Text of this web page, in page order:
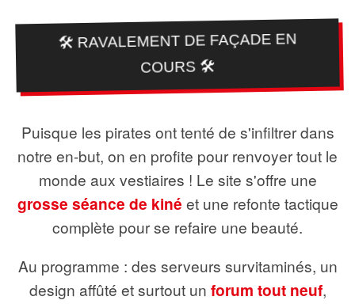
🛠️ RAVALEMENT DE FAÇADE EN
COURS 🛠️
Puisque les pirates ont tenté de s'infiltrer dans
notre en-but, on en profite pour renvoyer tout le
monde aux vestiaires ! Le site s'offre une
grosse séance de kiné et une refonte tactique
complète pour se refaire une beauté.
Au programme : des serveurs survitaminés, un
design affûté et surtout un forum tout neuf,